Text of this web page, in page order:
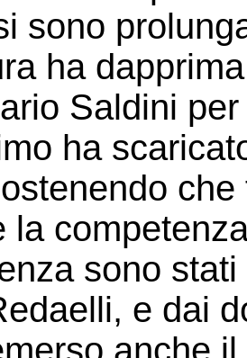
sono
ha
Saldini
ha
la
sono
e dai
anche